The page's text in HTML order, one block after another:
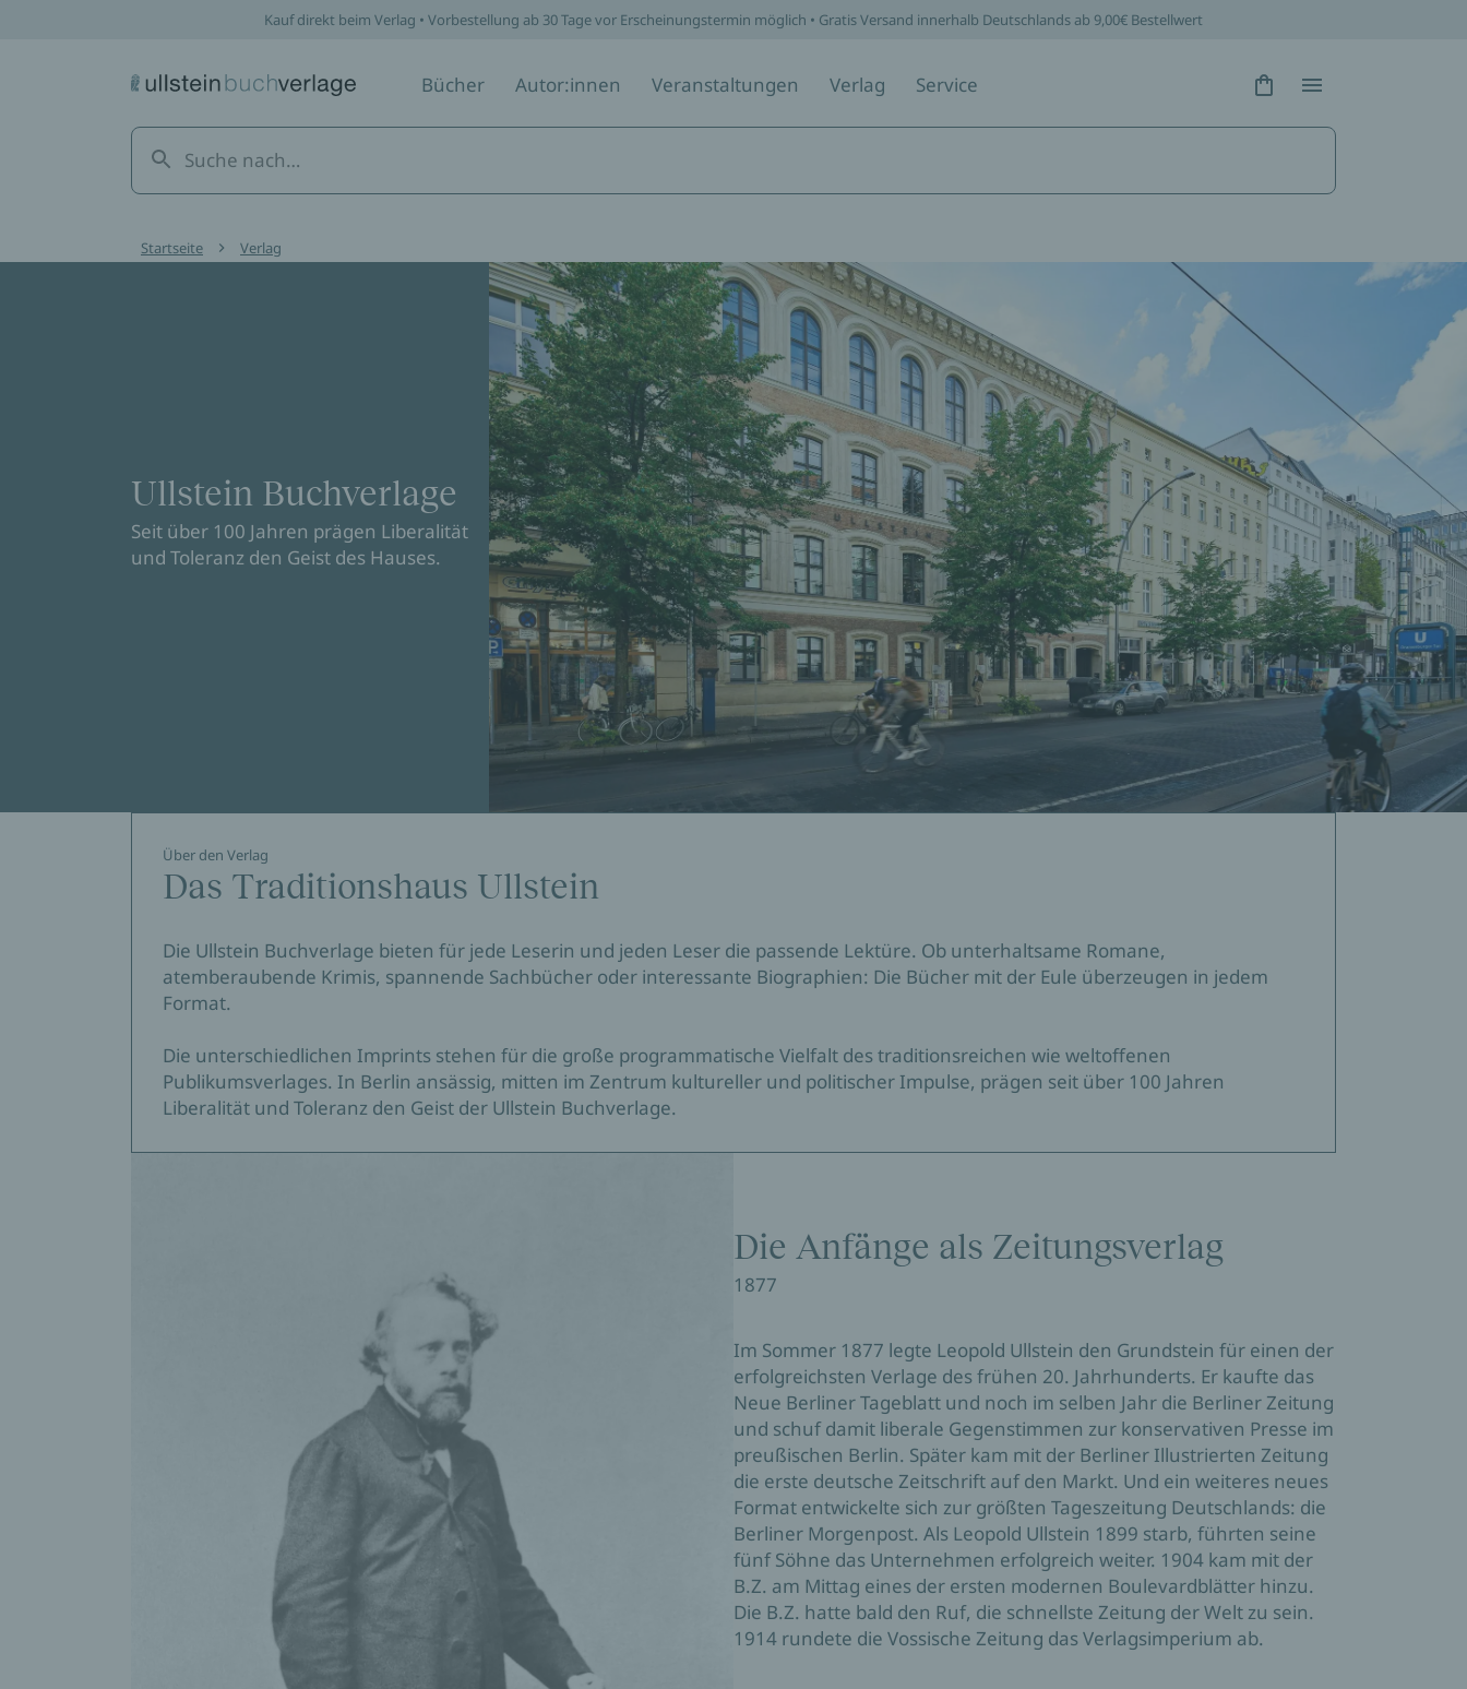
Kauf direkt beim Verlag • Vorbestellung ab 30 Tage vor Erscheinungstermin möglich • Gratis Versand innerhalb Deutschlands ab 9,00€ Bestellwert
Bücher Autor:innen Veranstaltungen Verlag Service Hidden Text
Hidden Text
Startseite Verlag
Ullstein Buchverlage
Seit über 100 Jahren prägen Liberalität
und Toleranz den Geist des Hauses.
Über den Verlag
Das Traditionshaus Ullstein
Die Ullstein Buchverlage bieten für jede Leserin und jeden Leser die passende Lektüre. Ob unterhaltsame Romane,
atemberaubende Krimis, spannende Sachbücher oder interessante Biographien: Die Bücher mit der Eule überzeugen in jedem
Format.
Die unterschiedlichen Imprints stehen für die große programmatische Vielfalt des traditionsreichen wie weltoffenen
Publikumsverlages. In Berlin ansässig, mitten im Zentrum kultureller und politischer Impulse, prägen seit über 100 Jahren
Liberalität und Toleranz den Geist der Ullstein Buchverlage.
Die Anfänge als Zeitungsverlag
1877
Im Sommer 1877 legte Leopold Ullstein den Grundstein für einen der
erfolgreichsten Verlage des frühen 20. Jahrhunderts. Er kaufte das
Neue Berliner Tageblatt und noch im selben Jahr die Berliner Zeitung
und schuf damit liberale Gegenstimmen zur konservativen Presse im
preußischen Berlin. Später kam mit der Berliner Illustrierten Zeitung
die erste deutsche Zeitschrift auf den Markt. Und ein weiteres neues
Format entwickelte sich zur größten Tageszeitung Deutschlands: die
Berliner Morgenpost. Als Leopold Ullstein 1899 starb, führten seine
fünf Söhne das Unternehmen erfolgreich weiter. 1904 kam mit der
B.Z. am Mittag eines der ersten modernen Boulevardblätter hinzu.
Die B.Z. hatte bald den Ruf, die schnellste Zeitung der Welt zu sein.
1914 rundete die Vossische Zeitung das Verlagsimperium ab.